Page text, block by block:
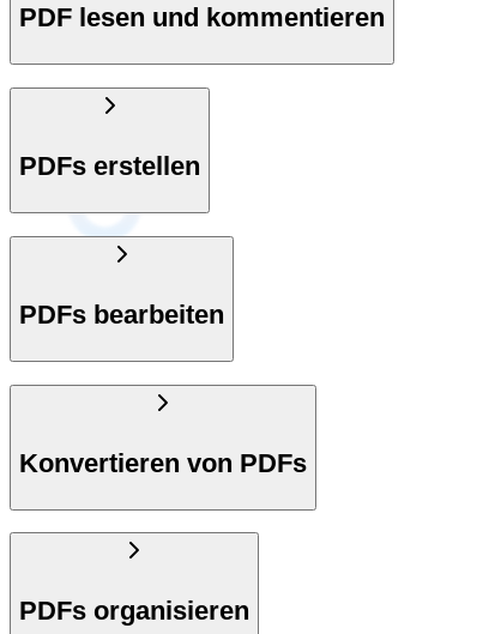
PDF lesen und kommentieren
PDFs erstellen
PDFs bearbeiten
Konvertieren von PDFs
PDFs organisieren